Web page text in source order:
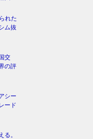
れた
ム抜
交
の評
シー
ード
る。